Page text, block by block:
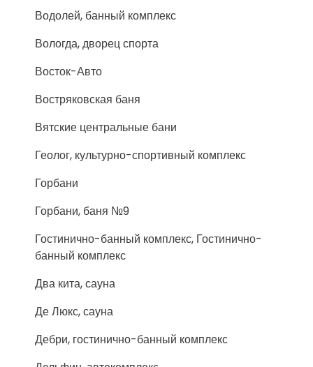
Водолей, банный комплекс
Вологда, дворец спорта
Восток-Авто
Востряковская баня
Вятские центральные бани
Геолог, культурно-спортивный комплекс
Горбани
Горбани, баня №9
Гостинично-банный комплекс, Гостинично-
банный комплекс
Два кита, сауна
Де Люкс, сауна
Дебри, гостинично-банный комплекс